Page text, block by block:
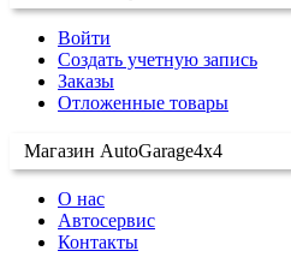
Войти
Создать учетную запись
Заказы
Отложенные товары
Магазин AutoGarage4x4
О нас
Автосервис
Контакты